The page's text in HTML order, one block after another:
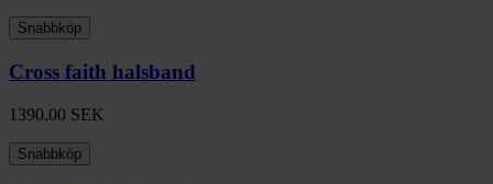
Snabbköp
Cross faith halsband
1390.00 SEK
Snabbköp